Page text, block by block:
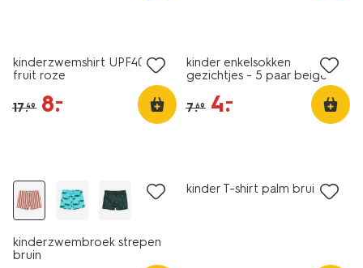
kinderzwemshirt UPF40+
fruit roze
17.49 8.
–
kinder enkelsokken
gezichtjes - 5 paar beige
7.69 4.
–
kinderzwembroek strepen
bruin
kinder T-shirt palm bruin